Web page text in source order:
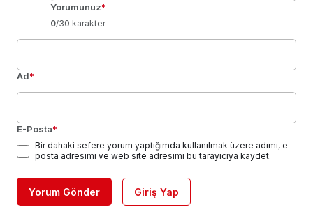
Yorumunuz*
0/30 karakter
Ad*
E-Posta*
Bir dahaki sefere yorum yaptığımda kullanılmak üzere adımı, e-
posta adresimi ve web site adresimi bu tarayıcıya kaydet.
Yorum Gönder Giriş Yap